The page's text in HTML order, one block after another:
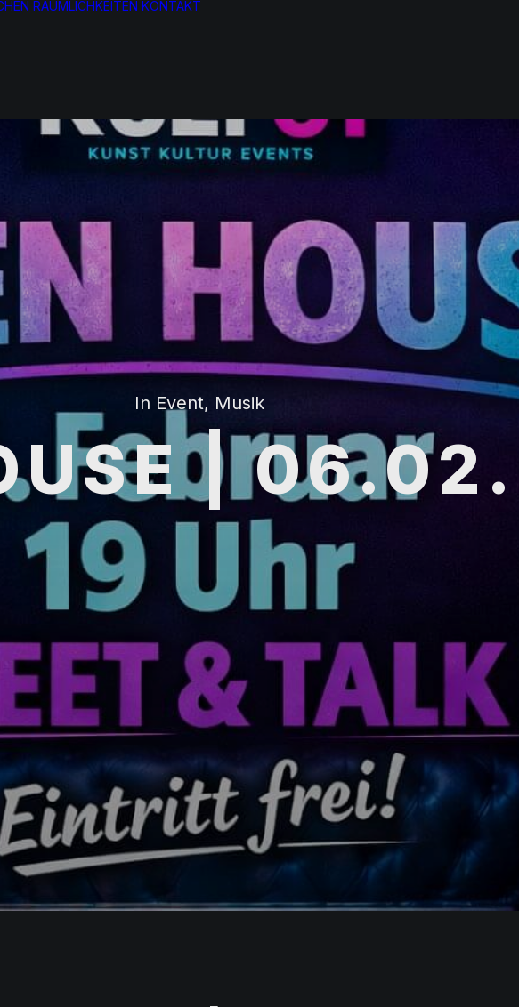
RÄUMLICHKEITEN KONTAKT
In Event, Musik
|